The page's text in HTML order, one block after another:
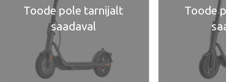
Toode pole tarnijalt
saadaval
Toode